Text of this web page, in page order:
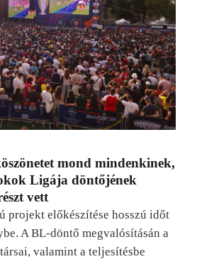
mond mindenkinek,
Ligája döntőjének
vett
projekt előkészítése hosszú időt
A BL-döntő megvalósításán a
valamint a teljesítésbe